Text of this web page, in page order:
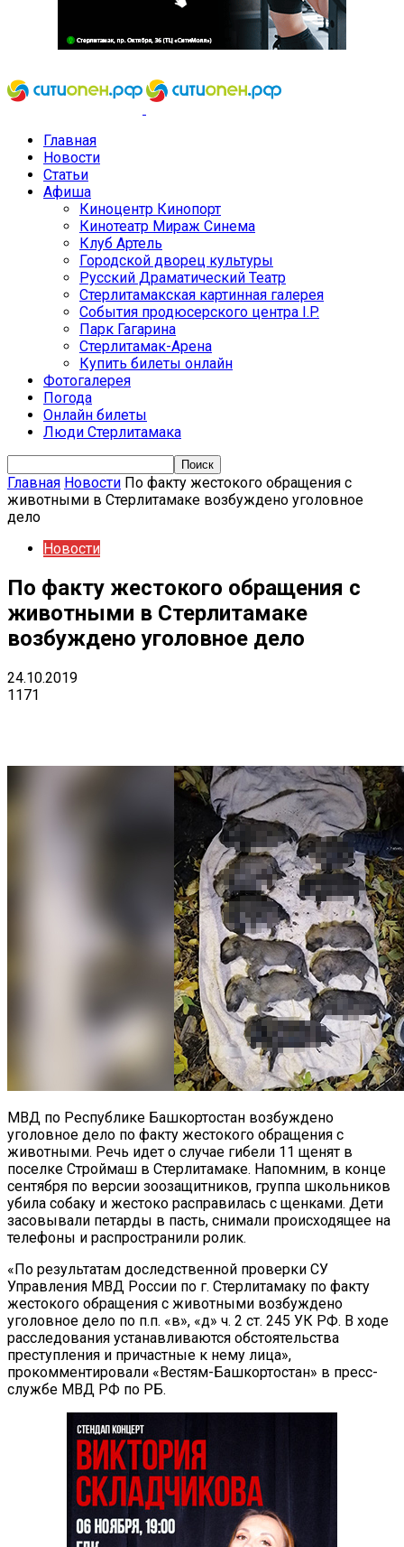
Главная
Новости
Статьи
Афиша
Киноцентр Кинопорт
Кинотеатр Мираж Синема
Клуб Артель
Городской дворец культуры
Русский Драматический Театр
Стерлитамакская картинная галерея
События продюсерского центра I.P.
Парк Гагарина
Стерлитамак-Арена
Купить билеты онлайн
Фотогалерея
Погода
Онлайн билеты
Люди Стерлитамака
Главная Новости По факту жестокого обращения с
животными в Стерлитамаке возбуждено уголовное
дело
Новости
По факту жестокого обращения с
животными в Стерлитамаке
возбуждено уголовное дело
24.10.2019
1171
МВД по Республике Башкортостан возбуждено
уголовное дело по факту жестокого обращения с
животными. Речь идет о случае гибели 11 щенят в
поселке Строймаш в Стерлитамаке. Напомним, в конце
сентября по версии зоозащитников, группа школьников
убила собаку и жестоко расправилась с щенками. Дети
засовывали петарды в пасть, снимали происходящее на
телефоны и распространили ролик.
«По результатам доследственной проверки СУ
Управления МВД России по г. Стерлитамаку по факту
жестокого обращения с животными возбуждено
уголовное дело по п.п. «в», «д» ч. 2 ст. 245 УК РФ. В ходе
расследования устанавливаются обстоятельства
преступления и причастные к нему лица»,
прокомментировали «Вестям-Башкортостан» в пресс-
службе МВД РФ по РБ.